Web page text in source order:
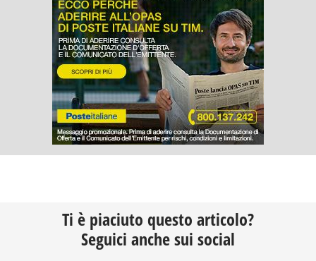
Ti è piaciuto questo articolo?
Seguici anche sui social